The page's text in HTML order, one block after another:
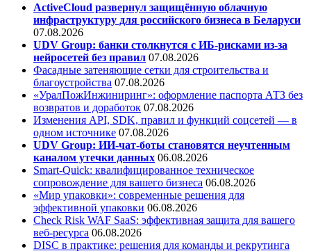
ActiveCloud развернул защищённую облачную
инфраструктуру для российского бизнеса в Беларуси
07.08.2026
UDV Group: банки столкнутся с ИБ-рисками из-за
нейросетей без правил 07.08.2026
Фасадные затеняющие сетки для строительства и
благоустройства 07.08.2026
«УралПожИнжиниринг»: оформление паспорта АТЗ без
возвратов и доработок 07.08.2026
Изменения API, SDK, правил и функций соцсетей — в
одном источнике 07.08.2026
UDV Group: ИИ-чат-боты становятся неучтенным
каналом утечки данных 06.08.2026
Smart-Quick: квалифицированное техническое
сопровождение для вашего бизнеса 06.08.2026
«Мир упаковки»: современные решения для
эффективной упаковки 06.08.2026
Check Risk WAF SaaS: эффективная защита для вашего
веб-ресурса 06.08.2026
DISC в практике: решения для команды и рекрутинга